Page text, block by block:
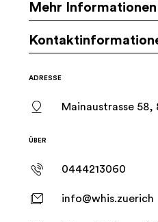
Mehr Informationen
ADRESSE
Mainaustrasse 58,
ÜBER
0444213060
info@whis.zuerich